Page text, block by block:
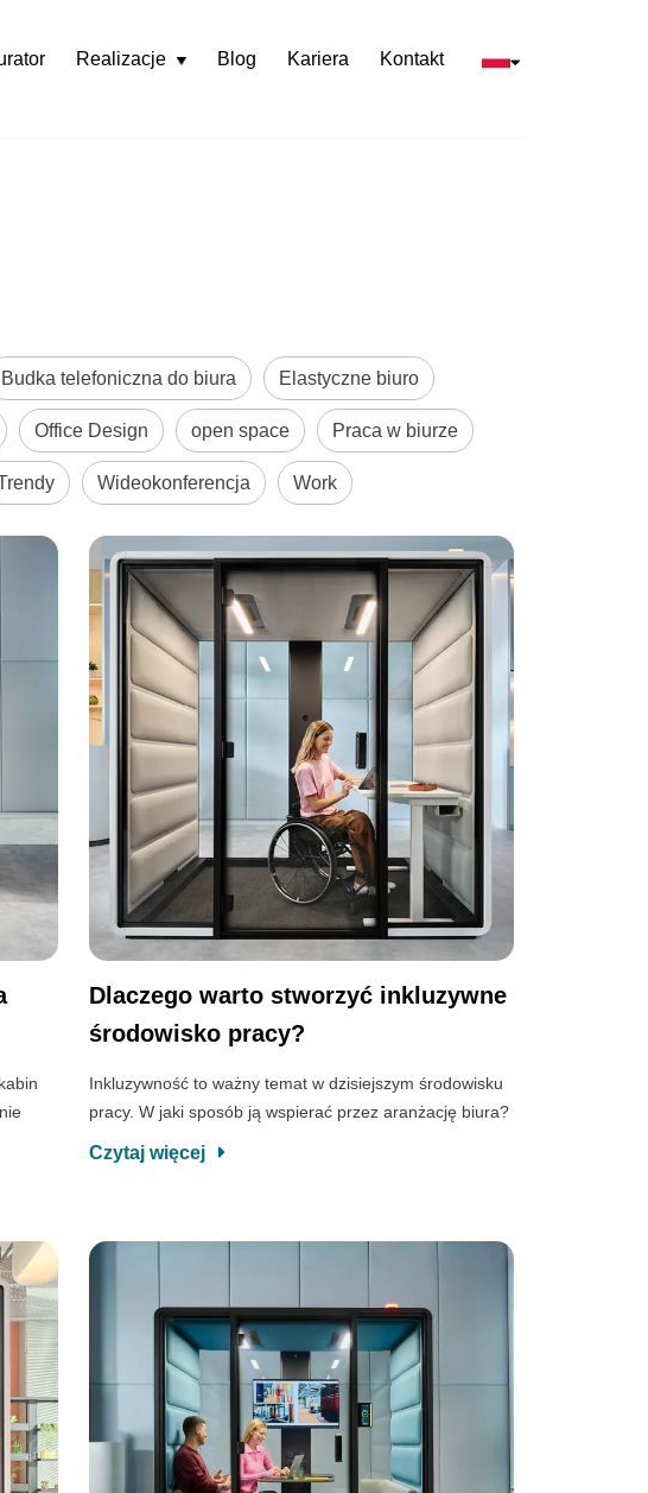
RealizacjeRozwiń
Blog Kariera Kontakt
Budka telefoniczna do biura Elastyczne biuro
Office Design open space Praca w biurze
Wideokonferencja Work
Dlaczego warto stworzyć inkluzywne
środowisko pracy?
Inkluzywność to ważny temat w dzisiejszym środowisku
pracy. W jaki sposób ją wspierać przez aranżację biura?
Czytaj więcej